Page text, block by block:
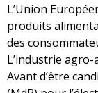
L’Union
produits
des
L’industrie
Avant d’être